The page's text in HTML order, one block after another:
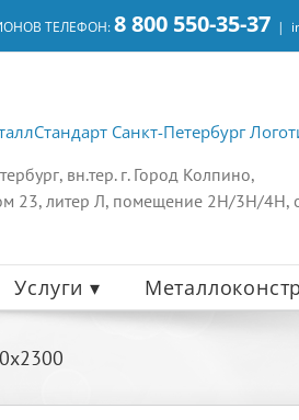
ТЕЛЕФОН:8 800 550-35-37 |
вн.тер. г. Город Колпино,
23, литер Л, помещение 2Н/3Н/4Н,
Услуги ▾